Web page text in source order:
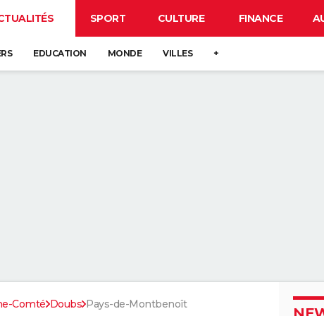
SPORT CULTURE FINANCE
EDUCATION MONDE VILLES +
Comté Doubs Pays-de-Montbenoît